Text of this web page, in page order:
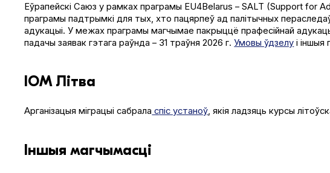
Еўрапейскі Саюз у рамках праграмы EU4Belarus – SALT (Sup­port for
праграмы падтрымкі для тых, хто пацярпеў ад палітычных
адукацыі. У межах праграмы магчымае пакрыццё прафесійнай
падачы заявак гэтага раўнда – 31 траўня 2026 г.Умовы ўдзелу і іншыя
ІОМ Літва
Арганізацыя міграцыі сабрала спіс устаноў, якія ладзяць курсы
Іншыя магчымасці